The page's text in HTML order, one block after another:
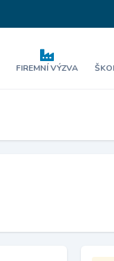
FIREMNÍ VÝZVA